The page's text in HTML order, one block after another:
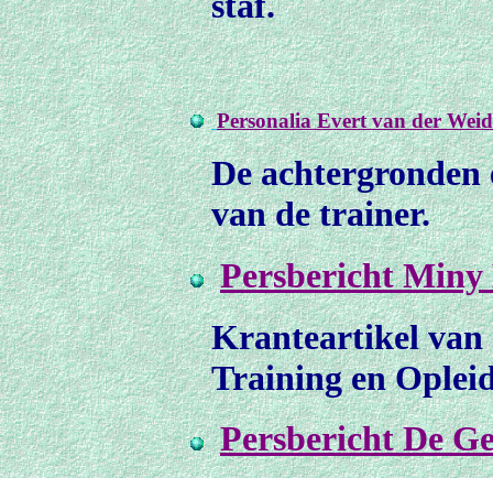
Personalia Evert van der
De
van de trainer.
Persbericht
Kranteartikel van
Training en
Persbericht De